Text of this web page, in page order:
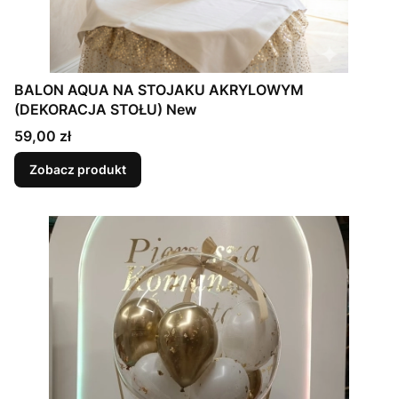
BALON AQUA NA STOJAKU AKRYLOWYM
(DEKORACJA STOŁU) New
Cena
59,00 zł
Zobacz produkt